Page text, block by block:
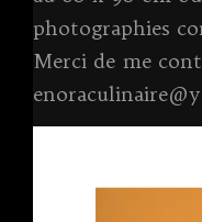
photographies
Merci de me